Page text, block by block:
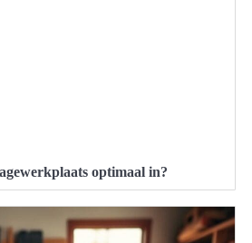
optimaal in?